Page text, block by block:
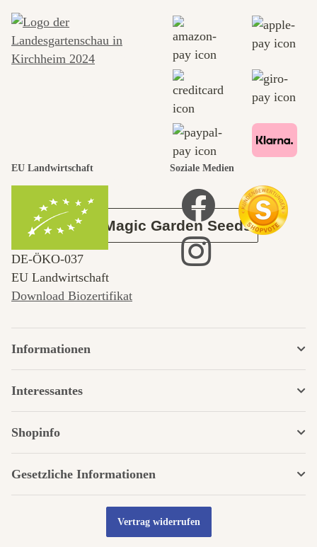
schönsten
Wege zu uns
selbst führt
durch den
Garten
Über Magic Garden Seeds
EU Landwirtschaft
DE‑ÖKO‑037
EU Landwirtschaft
Download Biozertifikat
Soziale Medien
Informationen
Interessantes
Shopinfo
Gesetzliche Informationen
Vertrag widerrufen